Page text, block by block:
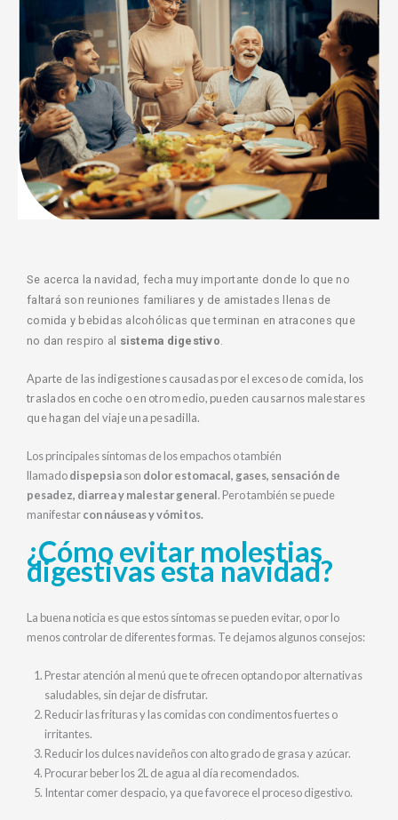
Se acerca la navidad, fecha muy importante donde lo que no
faltará son reuniones familiares y de amistades llenas de
comida y bebidas alcohólicas que terminan en atracones que
no dan respiro al sistema digestivo
Aparte de las indigestiones causadas por el exceso de comida, los
traslados en coche o en otro medio, pueden causarnos malestares
que hagan del viaje una pesadilla.
Los principales síntomas de los empachos o también
llamadodispepsiason dolor estomacal, gases, sensación de
pesadez, diarrea y malestar general. Pero también se puede
manifestarcon náuseas y vómitos.
¿Cómo evitar molestias
digestivas esta navidad?
La buena noticia es que estos síntomas se pueden evitar, o por lo
menos controlar de diferentes formas. Te dejamos algunos consejos:
Prestar atención al menú que te ofrecen optando por alternativas
saludables, sin dejar de disfrutar.
Reducir las frituras y las comidas con condimentos fuertes o
irritantes.
Reducir los dulces navideños con alto grado de grasa y azúcar.
Procurar beber los 2L de agua al día recomendados.
Intentar comer despacio, ya que favorece el proceso digestivo.